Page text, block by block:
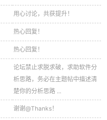
用心讨论，共获提升！
热心回复！
热心回复！
论坛禁止求脱求破，求助软件分
析思路，务必在主题帖中描述清
楚你的分析思路 ...
谢谢@Thanks！